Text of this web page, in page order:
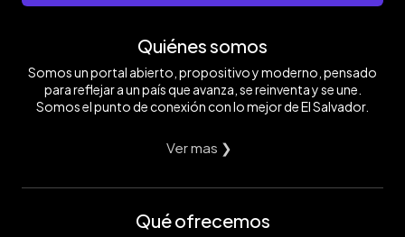
Quiénes somos
Somos un portal abierto, propositivo y moderno, pensado
para reflejar a un país que avanza, se reinventa y se une.
Somos el punto de conexión con lo mejor de El Salvador.
Ver mas ❯
Qué ofrecemos